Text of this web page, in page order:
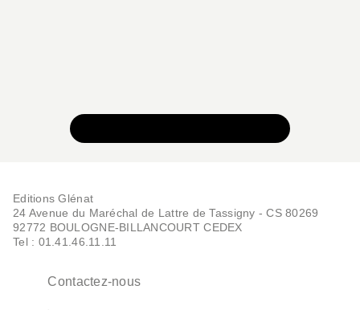
Editions Glénat
24 Avenue du Maréchal de Lattre de Tassigny - CS 80269
92772 BOULOGNE-BILLANCOURT CEDEX
Tel : 01.41.46.11.11
Contactez-nous